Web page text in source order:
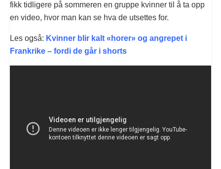
fikk tidligere på sommeren en gruppe kvinner til å ta opp
en video, hvor man kan se hva de utsettes for.
Les også: Kvinner blir kalt «horer» og angrepet i
Frankrike – fordi de går i shorts